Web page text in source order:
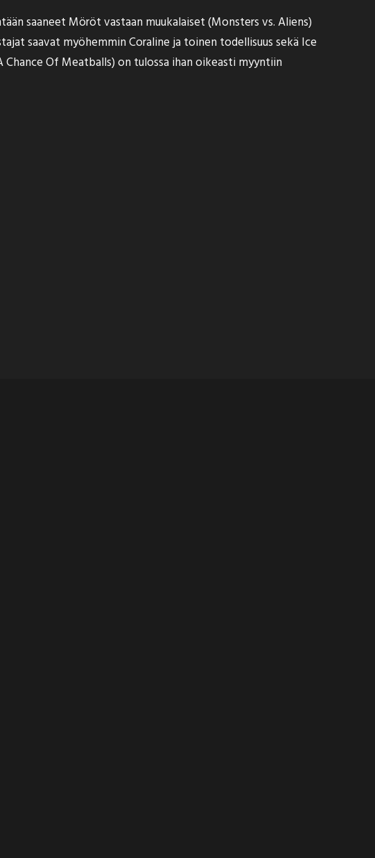
saaneet Möröt vastaan muukalaiset (Monsters vs. Aliens)
saavat myöhemminCoraline ja toinen todellisuus sekä Ice
Chance Of Meatballs) on tulossa ihan oikeasti myyntiin